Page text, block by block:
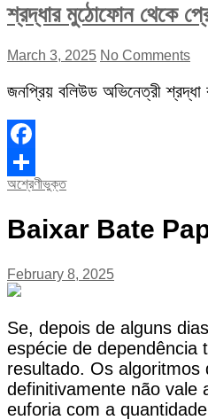
শ্রদ্ধার মুঠোফোন থেকে
March 3, 2025 No Comments
জনপ্রিয় বলিউড অভিনেত্রী শ্রদ্ধা
Facebook
Share
অশ্রেণীভুক্ত
Baixar Bate
February 8, 2025
Se, depois de alguns
espécie de dependência
resultado. Os
definitivamente não vale
euforia com a